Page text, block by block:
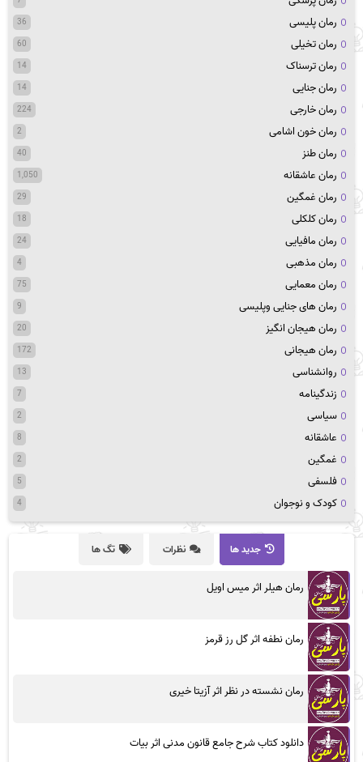
رمان پلیسی 36
رمان تخیلی 60
رمان ترسناک 14
رمان جنایی 14
رمان خارجی 224
رمان خون اشامی 2
رمان طنز 40
رمان عاشقانه 1,050
رمان غمگین 29
رمان کلکلی 18
رمان مافیایی 24
رمان مذهبی 4
رمان معمایی 75
رمان های جنایی وپلیسی 9
رمان هیجان انگیز 20
رمان هیجانی 172
روانشناسی 13
زندگینامه 7
سیاسی 2
عاشقانه 8
غمگین 2
فلسفی 5
کودک و نوجوان 4
جدید ها نظرات تگ ها
رمان هیلر اثر میس اویل
رمان نطفه اثر گل رز قرمز
رمان نشسته در نظر اثر آزیتا خیری
دانلود کتاب شرح جامع قانون مدنی اثر بیات